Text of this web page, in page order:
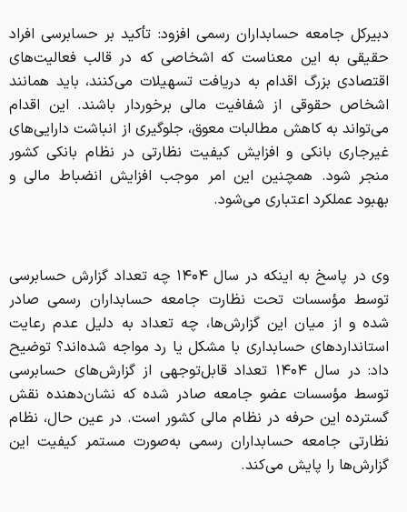
منجر شود. همچنین این امر موجب افزایش انضباط مالی و
بهبود عملکرد اعتباری می‌شود.
وی در پاسخ به اینکه در سال ۱۴۰۴ چه تعداد گزارش حسابرسی
توسط مؤسسات تحت نظارت جامعه حسابداران رسمی صادر
شده و از میان این گزارش‌ها، چه تعداد به دلیل عدم رعایت
استانداردهای حسابداری با مشکل یا رد مواجه شده‌اند؟ توضیح
گسترده این حرفه در نظام مالی کشور است. در عین حال، نظام
نظارتی جامعه حسابداران رسمی به‌صورت مستمر کیفیت این
گزارش‌ها را پایش می‌کند.
حسینی اظهار داشت: تعداد محدودی از گزارش‌ها به دلیل عدم
رعایت کامل استانداردهای حرفه‌ای با بندهای شرط، ابهام یا در
مواردی با محدودیت مواجه شده‌اند که مهم‌ترین دلیل این
موضوع شامل ضعف در سیستم کنترل داخلی شرکت‌ها، عدم